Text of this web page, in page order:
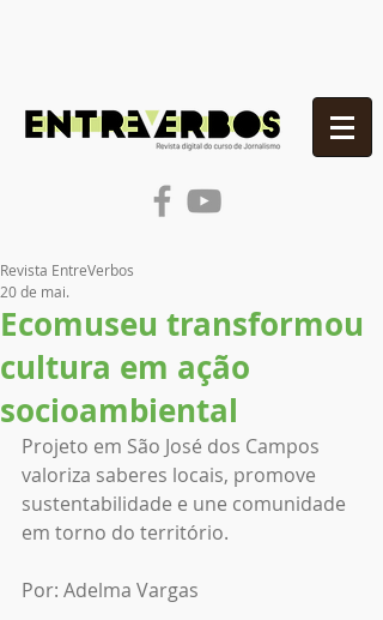
Ecomuseu transformou
cultura em ação
socioambiental
Revista EntreVerbos
20 de mai.
Projeto em São José dos Campos
valoriza saberes locais, promove
sustentabilidade e une comunidade
em torno do território.
Por: Adelma Vargas